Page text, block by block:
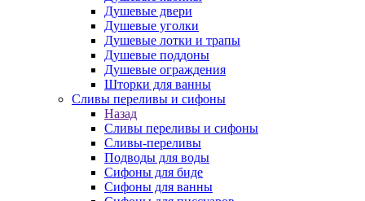
Душевые двери
Душевые уголки
Душевые лотки и трапы
Душевые поддоны
Душевые ограждения
Шторки для ванны
Сливы переливы и сифоны
Назад
Сливы переливы и сифоны
Сливы-переливы
Подводы для воды
Сифоны для биде
Сифоны для ванны